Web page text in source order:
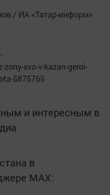
/ ИА «Татар-информ»
svo-v-kazan-geroi-
5875765
и интересным в
в
MАХ: